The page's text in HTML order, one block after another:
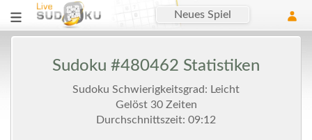
Neues Spiel
Sudoku #480462 Statistiken
Sudoku Schwierigkeitsgrad: Leicht
Gelöst 30 Zeiten
Durchschnittszeit: 09:12